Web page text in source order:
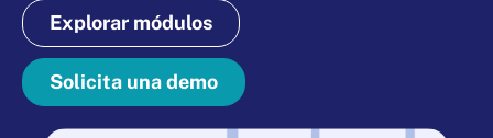
Explorar módulos
Solicita una demo